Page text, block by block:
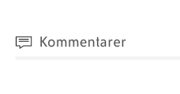
Kommentarer